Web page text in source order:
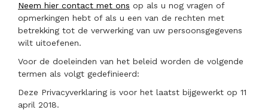
Neem hier contact met ons op als u nog vragen of
opmerkingen hebt of als u een van de rechten met
betrekking tot de verwerking van uw persoonsgegevens
wilt uitoefenen.
Voor de doeleinden van het beleid worden de volgende
termen als volgt gedefinieerd:
Deze Privacyverklaring is voor het laatst bijgewerkt op 11
april 2018.